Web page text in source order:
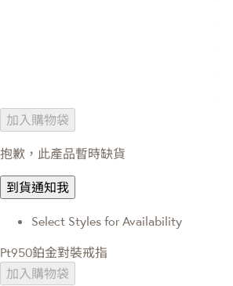
加入購物袋
抱歉，此產品暫時缺貨
到貨通知我
Select Styles for Availability
Pt950鉑金對裝戒指
加入購物袋